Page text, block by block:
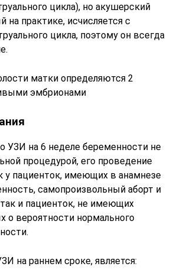
цикла), но акушерский
на практике, исчисляется с
цикла, поэтому он всегда
матки определяются 2
эмбрионами
УЗИ на 6 неделе беременности не
процедурой, его проведение
у пациенток, имеющих в анамнезе
самопроизвольный аборт и
так и пациенток, не имеющих
о вероятности нормального
на раннем сроке, является: